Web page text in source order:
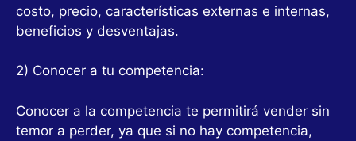
costo, precio, características externas e internas,
beneficios y desventajas.
2) Conocer a tu competencia:
Conocer a la competencia te permitirá vender sin
temor a perder, ya que si no hay competencia,